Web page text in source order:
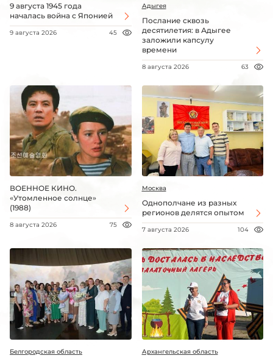
9 августа 1945 года
началась война с Японией
9 августа 2026 45
Адыгея
Послание сквозь
десятилетия: в Адыгее
заложили капсулу
времени
8 августа 2026 63
ВОЕННОЕ КИНО.
«Утомленное солнце»
(1988)
8 августа 2026 75
Москва
Однополчане из разных
регионов делятся опытом
7 августа 2026 104
Белгородская область Архангельская область